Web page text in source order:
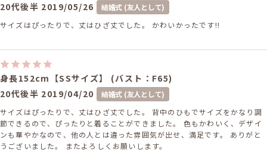
20代後半 2019/05/26
結婚式 (友人として)
サイズはぴったりで、丈はひざ丈でした。 かわいかったです!!
身長152cm【SSサイズ】 (バスト：F65)
20代後半 2019/04/20
結婚式 (友人として)
サイズはぴったりで、丈はひざ丈でした。 背中のひもでサイズをかなり調
節できるので、ぴったりと着ることができました。 色もかわいく、デザイ
ンも華やかなので、他の人とは違った雰囲気が出せ、満足です。 ありがと
うございました。 またよろしくお願いします。